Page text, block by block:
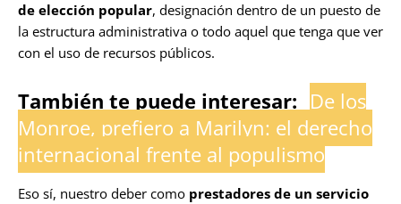
de elección popular, designación dentro de un puesto de
la estructura administrativa o todo aquel que tenga que ver
con el uso de recursos públicos.
También te puede interesar: De los
Monroe, prefiero a Marilyn: el derecho
internacional frente al populismo
Eso sí, nuestro deber como prestadores de un servicio